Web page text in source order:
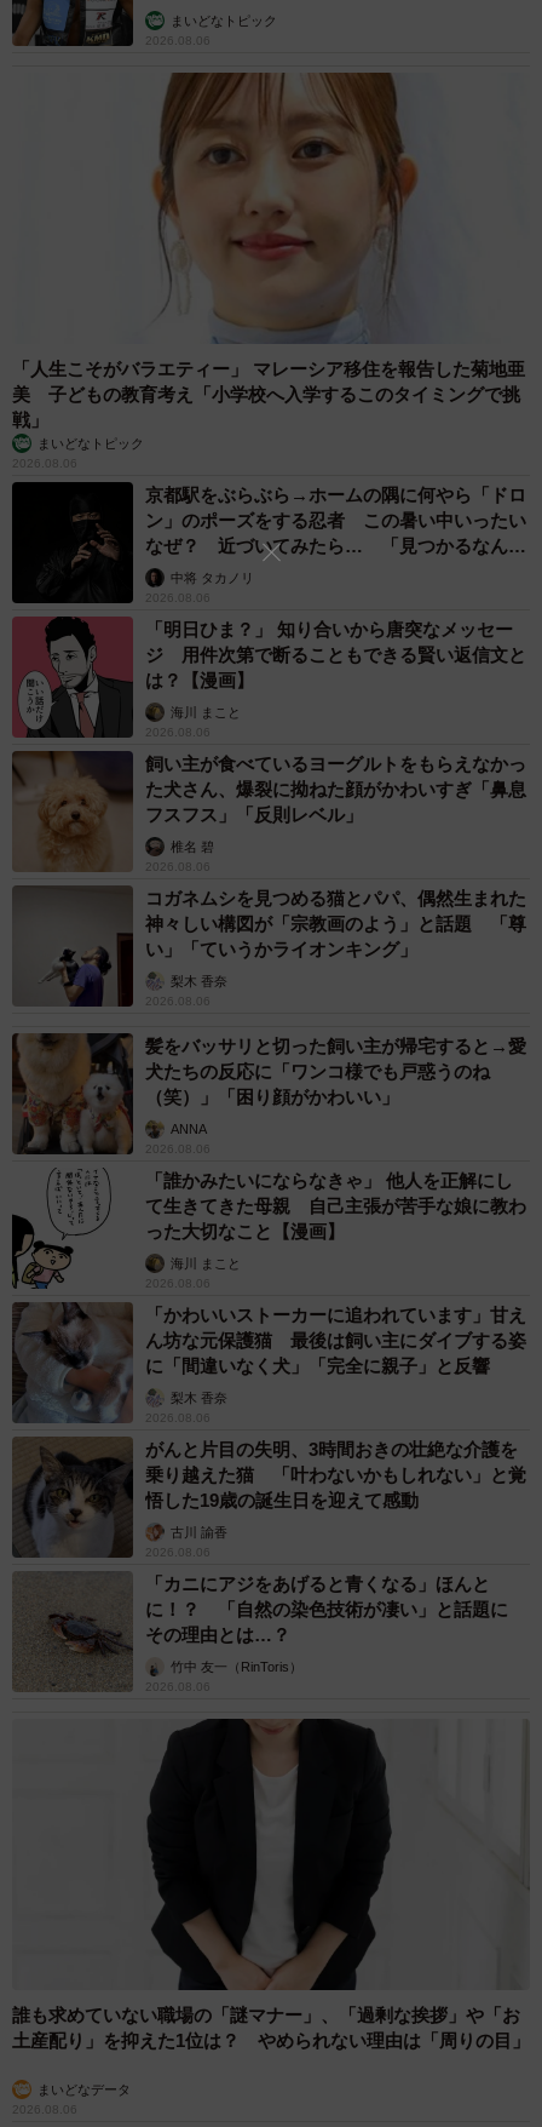
まいどなトピック
2026.08.06
「人生こそがバラエティー」 マレーシア移住を報告した菊地亜
美 子どもの教育考え「小学校へ入学するこのタイミングで挑
戦」
まいどなトピック
2026.08.06
京都駅をぶらぶら→ホームの隅に何やら「ドロ
ン」のポーズをする忍者 この暑い中いったい
なぜ？ 近づいてみたら… 「見つかるなんて
未熟」中将 タカノリ
2026.08.06
「明日ひま？」 知り合いから唐突なメッセー
ジ 用件次第で断ることもできる賢い返信文と
は？【漫画】
海川 まこと
2026.08.06
飼い主が食べているヨーグルトをもらえなかっ
た犬さん、爆裂に拗ねた顔がかわいすぎ「鼻息
フスフス」「反則レベル」
椎名 碧
2026.08.06
コガネムシを見つめる猫とパパ、偶然生まれた
神々しい構図が「宗教画のよう」と話題 「尊
い」「ていうかライオンキング」
梨木 香奈
2026.08.06
髪をバッサリと切った飼い主が帰宅すると→愛
犬たちの反応に「ワンコ様でも戸惑うのね
（笑）」「困り顔がかわいい」
ANNA
2026.08.06
「誰かみたいにならなきゃ」 他人を正解にし
て生きてきた母親 自己主張が苦手な娘に教わ
った大切なこと【漫画】
海川 まこと
2026.08.06
「かわいいストーカーに追われています」甘え
ん坊な元保護猫 最後は飼い主にダイブする姿
に「間違いなく犬」「完全に親子」と反響
梨木 香奈
2026.08.06
がんと片目の失明、3時間おきの壮絶な介護を
乗り越えた猫 「叶わないかもしれない」と覚
悟した19歳の誕生日を迎えて感動
古川 諭香
2026.08.06
「カニにアジをあげると青くなる」ほんと
に！？ 「自然の染色技術が凄い」と話題に
その理由とは…？
竹中 友一（RinToris）
2026.08.06
誰も求めていない職場の「謎マナー」、「過剰な挨拶」や「お
土産配り」を抑えた1位は？ やめられない理由は「周りの目」
まいどなデータ
2026.08.06